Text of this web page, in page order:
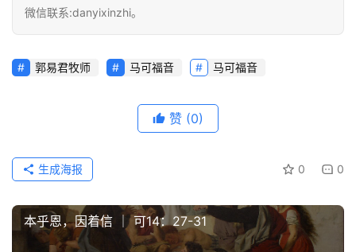
微信联系:danyixinzhi。
郭易君牧师 马可福音 马可福音
赞 (0)
0 0
生成海报
本乎恩，因着信 ｜ 可14：27-31